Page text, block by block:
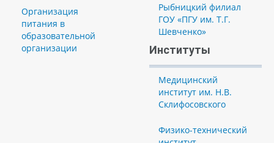
Организация
питания в
образовательной
организации
Рыбницкий филиал
ГОУ «ПГУ им. Т.Г.
Шевченко»
Институты
Медицинский
институт им. Н.В.
Склифосовского
Физико-технический